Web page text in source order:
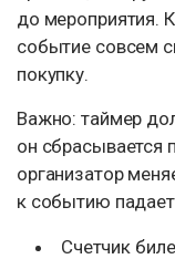
до мероприятия.
событие совсем
покупку.
Важно: таймер
он сбрасывается
организатор
к событию
Счетчик